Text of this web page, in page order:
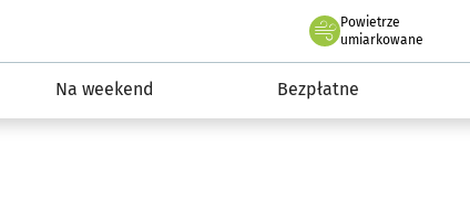
Powietrze
we Wrocławiu
umiarkowane
Na weekend Bezpłatne